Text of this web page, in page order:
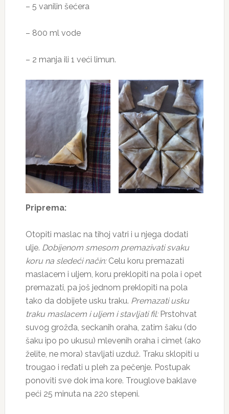
– 5 vanilin šećera
– 800 ml vode
– 2 manja ili 1 veći limun.
Priprema:
Otopiti maslac na tihoj vatri i u njega dodati
ulje. Dobijenom smesom premazivati svaku
koru na sledeći način:Celu koru premazati
maslacem i uljem, koru preklopiti na pola i opet
premazati, pa još jednom preklopiti na pola
tako da dobijete usku traku. Premazati usku
traku maslacem i uljem i stavljati fil:Prstohvat
suvog grožđa, seckanih oraha, zatim šaku (do
šaku ipo po ukusu) mlevenih oraha i cimet (ako
želite, ne mora) stavljati uzduž. Traku sklopiti u
trougao i ređati u pleh za pečenje. Postupak
ponoviti sve dok ima kore. Trouglove baklave
peći 25 minuta na 220 stepeni.